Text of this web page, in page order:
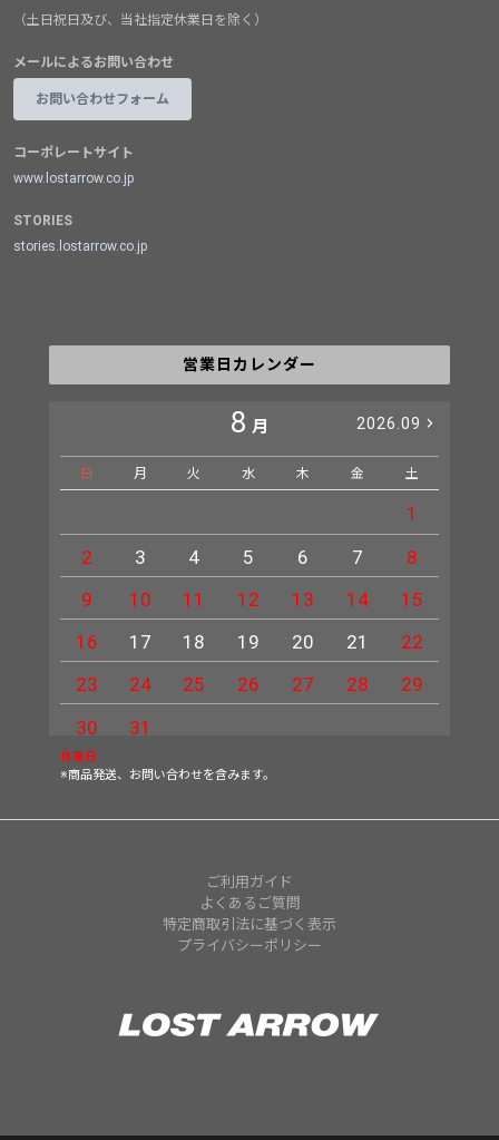
（土日祝日及び、当社指定休業日を除く）
メールによるお問い合わせ
お問い合わせフォーム
コーポレートサイト
www.lostarrow.co.jp
STORIES
stories.lostarrow.co.jp
営業日カレンダー
8 月 2026.09
日 月 火 水 木 金 土
1
2
3 4 5 6 7
8
9
10 11 12 13 14
15
16
17 18 19 20 21
22
23
24 25 26 27 28
29
30
31
休業日
※商品発送、お問い合わせを含みます。
ご利用ガイド
よくあるご質問
特定商取引法に基づく表示
プライバシーポリシー